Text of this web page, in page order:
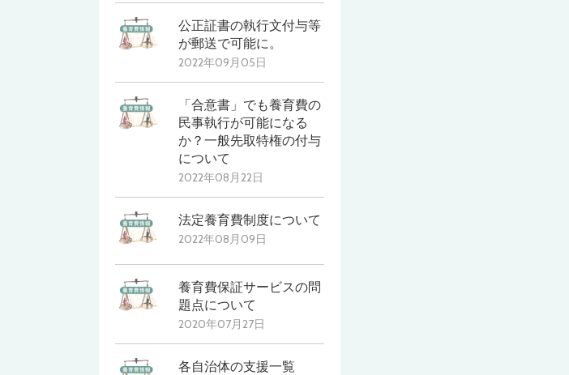
公正証書の執行文付与等
が郵送で可能に。
2022年09月05日
「合意書」でも養育費の
民事執行が可能になる
か？一般先取特権の付与
について
2022年08月22日
法定養育費制度について
2022年08月09日
養育費保証サービスの問
題点について
2020年07月27日
各自治体の支援一覧